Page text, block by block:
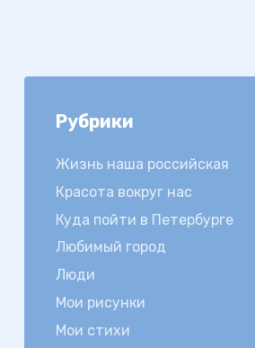
Рубрики
Жизнь наша российская
Красота вокруг нас
Куда пойти в Петербурге
Любимый город
Люди
Мои рисунки
Мои стихи